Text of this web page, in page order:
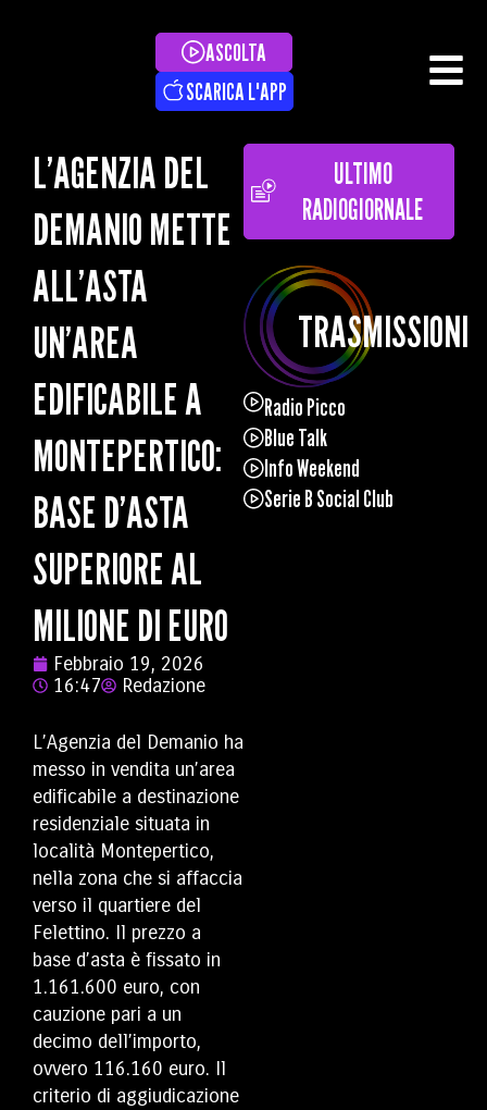
ASCOLTA
SCARICA L'APP
L’AGENZIA DEL
DEMANIO METTE
ALL’ASTA
UN’AREA
EDIFICABILE A
MONTEPERTICO:
BASE D’ASTA
SUPERIORE AL
MILIONE DI EURO
Febbraio 19, 2026
16:47
Redazione
L’Agenzia del Demanio ha
messo in vendita un’area
edificabile a destinazione
residenziale situata in
località Montepertico,
nella zona che si affaccia
verso il quartiere del
Felettino. Il prezzo a
base d’asta è fissato in
1.161.600 euro, con
cauzione pari a un
decimo dell’importo,
ovvero 116.160 euro. Il
criterio di aggiudicazione
ULTIMO
RADIOGIORNALE
TRASMISSIONI
Radio Picco
Blue Talk
Info Weekend
Serie B Social Club